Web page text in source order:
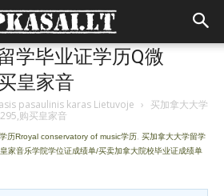
学毕业证学历Q微
皇家音
pasaulinis karas Lietuvoje › 买加拿大大学
购买皇家音
历Rroyal conservatory of music学历 买加拿大大学留学
家音乐学院学位证成绩单/买卖加拿大院校毕业证成绩单